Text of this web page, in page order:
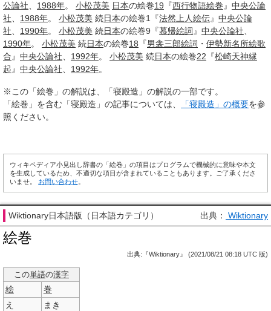
公論社
1988年。 小松茂美 日本の絵巻19 『西行物語絵巻 』 中央公論
社
1988年。 小松茂美 続日本の絵巻1『法然上人絵伝』 中央公論
社
1990年。 小松茂美 続日本の絵巻9『慕帰絵詞 』 中央公論社
1990年。 小松茂美 続日本の絵巻18 『男衾三郎絵詞 ・ 伊勢新名所絵歌
合 』 中央公論社 1992年。 小松茂美 続日本の絵巻22 『松崎天神縁
起 』 中央公論社 1992年。
※この「絵巻」の解説は、「寝殿造」の解説の一部です。
「絵巻」を含む「寝殿造」の記事については、
「寝殿造」の概要を参
照ください。
ウィキペディア小見出し辞書の「絵巻」の項目はプログラムで機械的に意味や本文
を生成しているため、不適切な項目が含まれていることもあります。ご了承くださ
いませ。 お問い合わせ
Wiktionary日本語版（日本語カテゴリ） 出典： Wiktionary
絵巻
出典:『Wiktionary』 (2021/08/21 08:18 UTC 版)
この単語の漢字
絵
巻
え
まき